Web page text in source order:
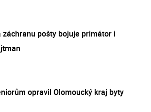
záchranu pošty bojuje primátor i
opravil Olomoucký kraj byty